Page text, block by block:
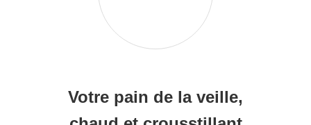
Votre pain de la veille,